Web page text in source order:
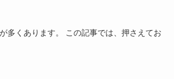
多くあります。 この記事では、押さえてお